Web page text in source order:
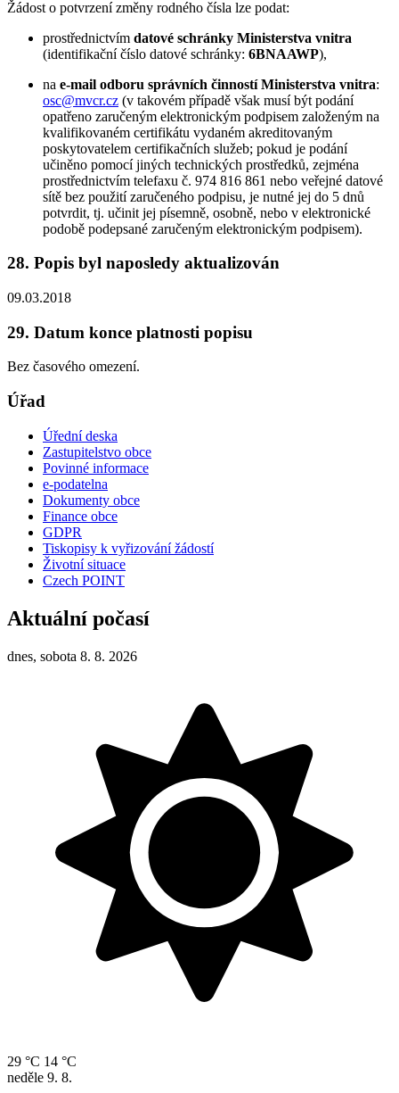
Žádost o potvrzení změny rodného čísla lze podat:
prostřednictvím datové schránky Ministerstva vnitra
(identifikační číslo datové schránky: 6BNAAWP),
na e-mail odboru správních činností Ministerstva vnitra:
osc@mvcr.cz (v takovém případě však musí být podání
opatřeno zaručeným elektronickým podpisem založeným na
kvalifikovaném certifikátu vydaném akreditovaným
poskytovatelem certifikačních služeb; pokud je podání
učiněno pomocí jiných technických prostředků, zejména
prostřednictvím telefaxu č. 974 816 861 nebo veřejné datové
sítě bez použití zaručeného podpisu, je nutné jej do 5 dnů
potvrdit, tj. učinit jej písemně, osobně, nebo v elektronické
podobě podepsané zaručeným elektronickým podpisem).
28. Popis byl naposledy aktualizován
09.03.2018
29. Datum konce platnosti popisu
Bez časového omezení.
Úřad
Úřední deska
Zastupitelstvo obce
Povinné informace
e-podatelna
Dokumenty obce
Finance obce
GDPR
Tiskopisy k vyřizování žádostí
Životní situace
Czech POINT
Aktuální počasí
dnes, sobota 8. 8. 2026
29 °C 14 °C
neděle 9. 8.